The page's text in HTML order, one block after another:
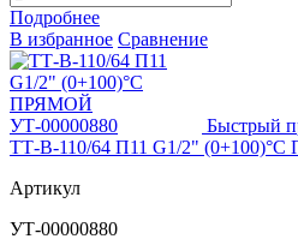
Подробнее
В избранное Сравнение
Быстрый
ТТ-В-110/64 П11 G1/2"
Артикул
УТ-00000880